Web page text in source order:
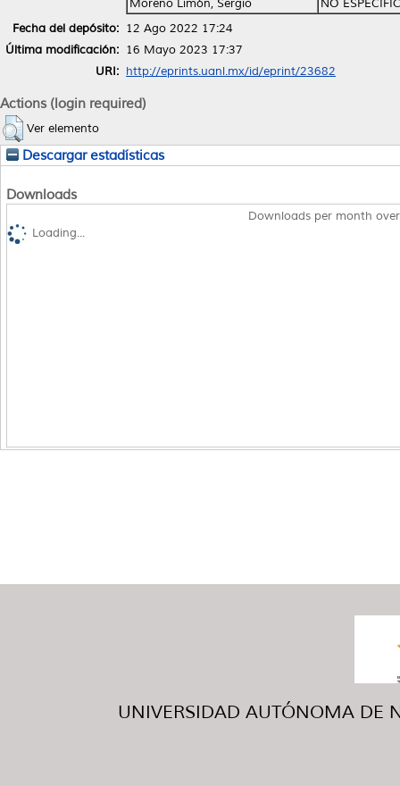
Moreno Limón, Sergio
NO
Fecha del depósito: 12 Ago 2022 17:24
Última modificación: 16 Mayo 2023 17:37
URI: http://eprints.uanl.mx/id/eprint/23682
Actions (login required)
Ver elemento
Descargar estadísticas
Downloads
Downloads per month
Loading...
UNIVERSIDAD AUTÓNOMA DE